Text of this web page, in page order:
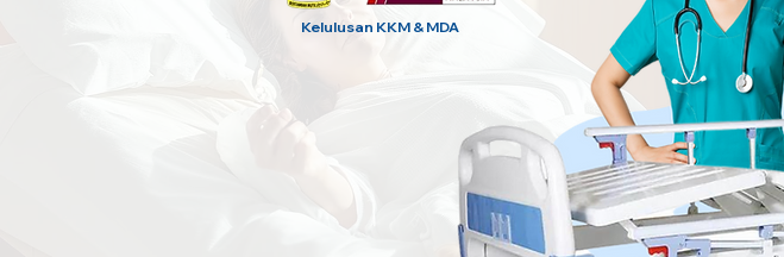
Kelulusan KKM & MDA